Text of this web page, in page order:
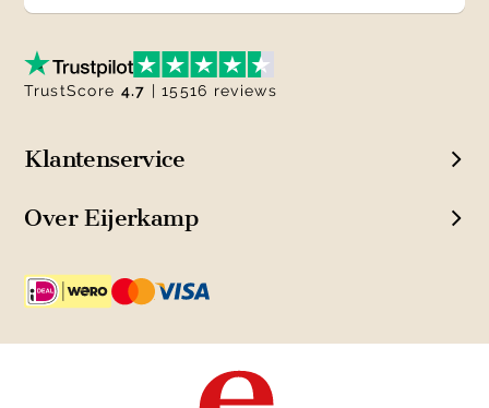
Klantenservice
Over Eijerkamp
TrustScore 4.7 | 15516 reviews